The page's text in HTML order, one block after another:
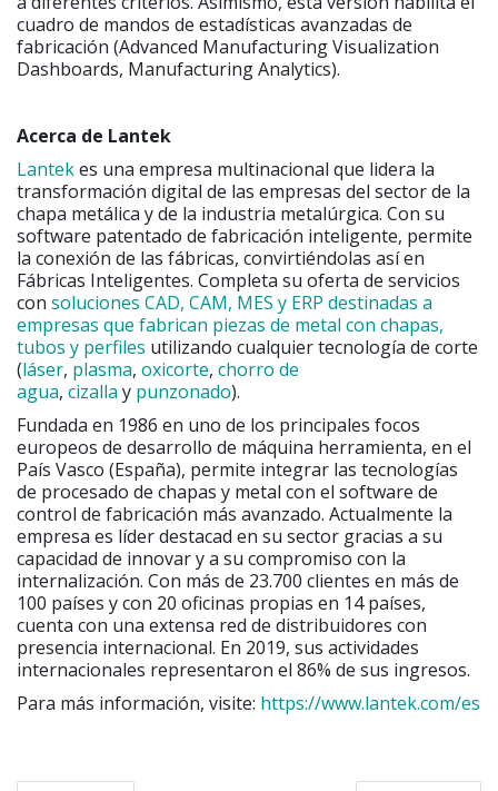
cuadro de mandos de estadísticas avanzadas de
fabricación (Advanced Manufacturing Visualization
Dashboards, Manufacturing Analytics).
Acerca de Lantek
Lantekes una empresa multinacional que lidera la
transformación digital de las empresas del sector de la
chapa metálica y de la industria metalúrgica. Con su
software patentado de fabricación inteligente, permite
la conexión de las fábricas, convirtiéndolas así en
Fábricas Inteligentes. Completa su oferta de servicios
con soluciones CAD, CAM, MES y ERP destinadas a
empresas que fabrican piezas de metal con chapas,
tubos y perfiles utilizando cualquier tecnología de corte
(láser, plasma, oxicorte, chorro de
agua, cizalla y punzonado).
Fundada en 1986 en uno de los principales focos
europeos de desarrollo de máquina herramienta, en el
País Vasco (España), permite integrar las tecnologías
de procesado de chapas y metal con el software de
control de fabricación más avanzado. Actualmente la
empresa es líder destacad en su sector gracias a su
capacidad de innovar y a su compromiso con la
internalización. Con más de 23.700 clientes en más de
100 países y con 20 oficinas propias en 14 países,
cuenta con una extensa red de distribuidores con
presencia internacional. En 2019, sus actividades
internacionales representaron el 86% de sus ingresos.
Para más información, visite: https://www.lantek.com/es